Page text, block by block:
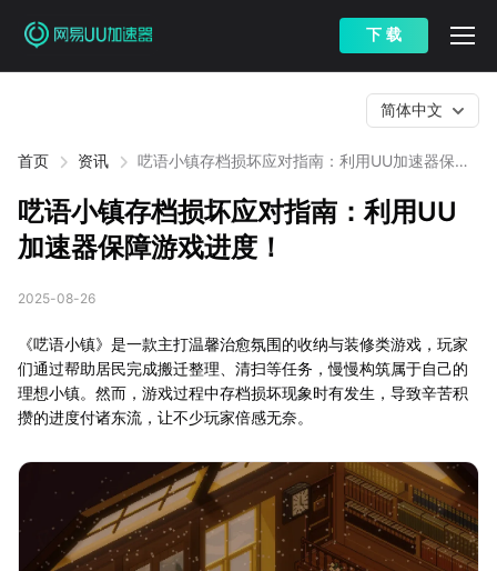
下 载
首页 资讯
呓语小镇存档损坏应对指南：利用UU加速器保障
简体中文
呓语小镇存档损坏应对指南：利用UU
加速器保障游戏进度！
2025-08-26
《呓语小镇》是一款主打温馨治愈氛围的收纳与装修类游戏，玩家
们通过帮助居民完成搬迁整理、清扫等任务，慢慢构筑属于自己的
理想小镇。然而，游戏过程中存档损坏现象时有发生，导致辛苦积
攒的进度付诸东流，让不少玩家倍感无奈。